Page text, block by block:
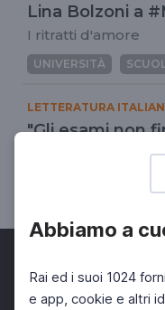
Abbiamo a
Rai ed i suoi 1024
e app, cookie e altri
Lina Bolzoni a
I ritratti d'amore
UNIVERSITÀ
LETTERATURA
"Gli esami non
La grande lezione
SCUOLA